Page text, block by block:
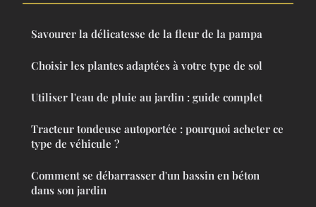
Savourer la délicatesse de la fleur de la pampa
Choisir les plantes adaptées à votre type de sol
Utiliser l'eau de pluie au jardin : guide complet
Tracteur tondeuse autoportée : pourquoi acheter ce
type de véhicule ?
Comment se débarrasser d'un bassin en béton
dans son jardin